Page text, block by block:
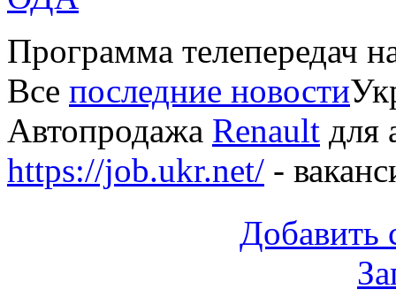
Программа телепередач
Все последние новости
Автопродажа Renault для
https://job.ukr.net/ -
Добавить